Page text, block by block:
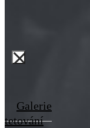
Galerie
tetování